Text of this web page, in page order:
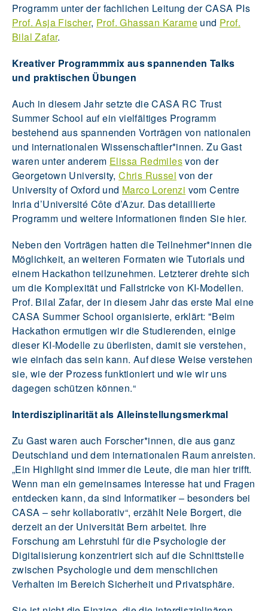
Programm unter der fachlichen Leitung der CASA PIs
Prof. Asja Fischer, Prof. Ghassan Karame und Prof.
Bilal Zafar.
Kreativer Programmmix aus spannenden Talks
und praktischen Übungen
Auch in diesem Jahr setzte die CASA RC Trust
Summer School auf ein vielfältiges Programm
bestehend aus spannenden Vorträgen von nationalen
und internationalen Wissenschaftler*innen. Zu Gast
waren unter anderem Elissa Redmilesvon der
Georgetown University,Chris Russel von der
University of Oxford und Marco Lorenzi vom Centre
Inria d’Université Côte d’Azur. Das detaillierte
Programm und weitere Informationen finden Sie hier.
Neben den Vorträgen hatten die Teilnehmer*innen die
Möglichkeit, an weiteren Formaten wie Tutorials und
einem Hackathon teilzunehmen. Letzterer drehte sich
um die Komplexität und Fallstricke von KI-Modellen.
Prof. Bilal Zafar, der in diesem Jahr das erste Mal eine
CASA Summer School organisierte, erklärt: "Beim
Hackathon ermutigen wir die Studierenden, einige
dieser KI-Modelle zu überlisten, damit sie verstehen,
wie einfach das sein kann. Auf diese Weise verstehen
sie, wie der Prozess funktioniert und wie wir uns
dagegen schützen können.“
Interdisziplinarität als Alleinstellungsmerkmal
Zu Gast waren auch Forscher*innen, die aus ganz
Deutschland und dem internationalen Raum anreisten.
„Ein Highlight sind immer die Leute, die man hier trifft.
Wenn man ein gemeinsames Interesse hat und Fragen
entdecken kann, da sind Informatiker – besonders bei
CASA – sehr kollaborativ“, erzählt Nele Borgert, die
derzeit an der Universität Bern arbeitet. Ihre
Forschung am Lehrstuhl für die Psychologie der
Digitalisierung konzentriert sich auf die Schnittstelle
zwischen Psychologie und dem menschlichen
Verhalten im Bereich Sicherheit und Privatsphäre.